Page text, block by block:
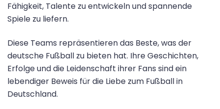
Fähigkeit, Talente zu entwickeln und spannende
Spiele zu liefern.
Diese Teams repräsentieren das Beste, was der
deutsche Fußball zu bieten hat. Ihre Geschichten,
Erfolge und die Leidenschaft ihrer Fans sind ein
lebendiger Beweis für die Liebe zum Fußball in
Deutschland.